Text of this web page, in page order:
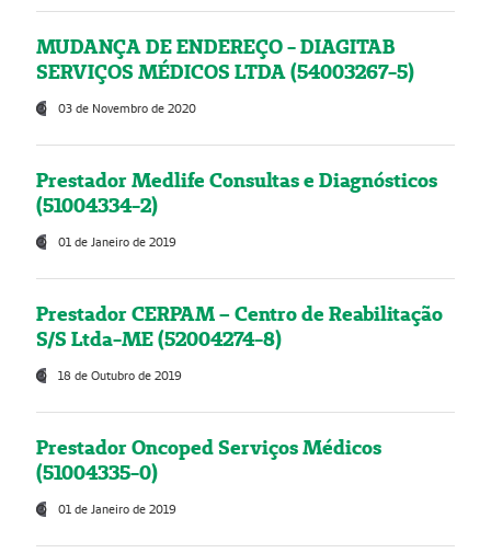
MUDANÇA DE ENDEREÇO - DIAGITAB
SERVIÇOS MÉDICOS LTDA (54003267-5)
03 de Novembro de 2020
Prestador Medlife Consultas e Diagnósticos
(51004334-2)
01 de Janeiro de 2019
Prestador CERPAM – Centro de Reabilitação
S/S Ltda-ME (52004274-8)
18 de Outubro de 2019
Prestador Oncoped Serviços Médicos
(51004335-0)
01 de Janeiro de 2019